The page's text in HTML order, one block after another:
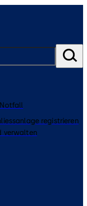
Notfall
registrieren
verwalten